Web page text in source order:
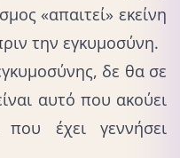
«απαιτεί» εκείνη
την εγκυμοσύνη.
, δε θα σε
αυτό που ακούει
έχει γεννήσει